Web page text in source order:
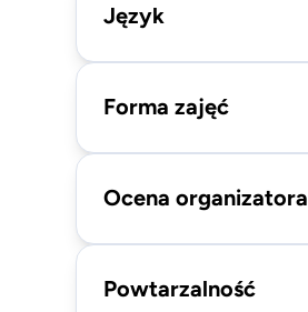
Język
Forma zajęć
Ocena organizatora
Powtarzalność